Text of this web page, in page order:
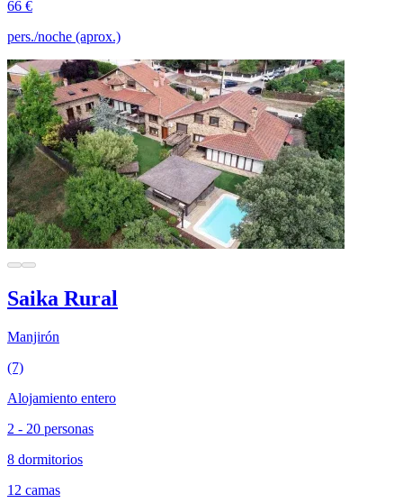
66 €
pers./noche (aprox.)
Saika Rural
Manjirón
(7)
Alojamiento entero
2 - 20 personas
8 dormitorios
12 camas